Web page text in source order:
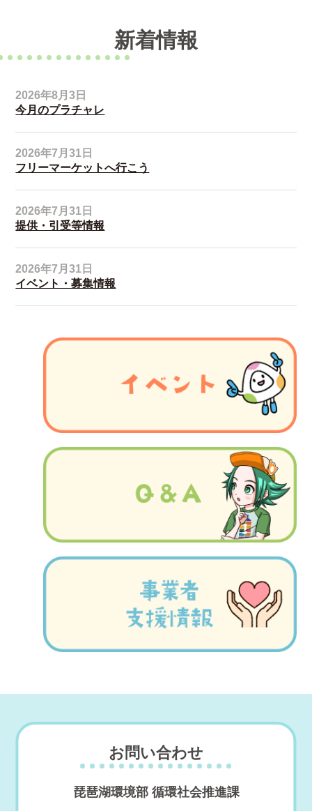
新着情報
2026年8月3日
今月のプラチャレ
2026年7月31日
フリーマーケットへ行こう
2026年7月31日
提供・引受等情報
2026年7月31日
イベント・募集情報
お問い合わせ
琵琶湖環境部 循環社会推進課